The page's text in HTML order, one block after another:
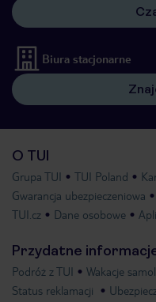
Biura stacjonarne
O TUI
Grupa TUI TUI Poland
Gwarancja ubezpieczeniowa
TUI.cz
Dane osobowe
Przydatne
Podróż z TUI Wakacje
Status reklamacji